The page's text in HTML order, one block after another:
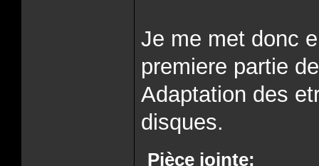
Je me met donc
premiere partie
Adaptation des
disques.
Pièce jointe: